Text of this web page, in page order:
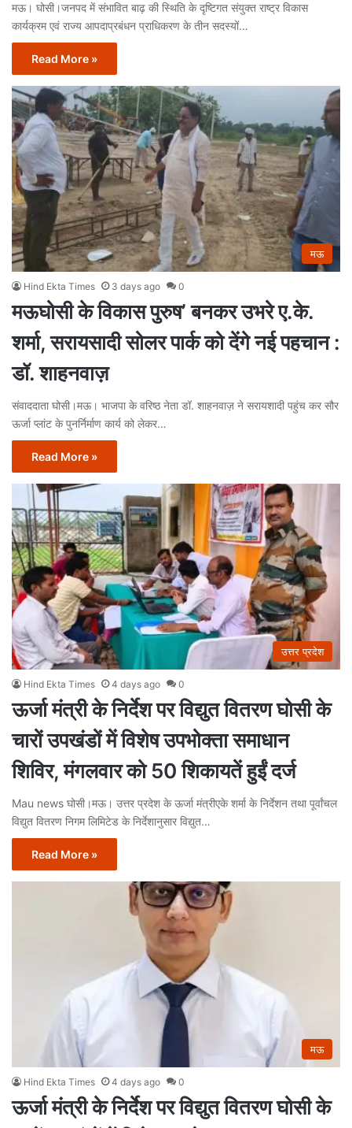
मऊ। घोसी।जनपद में संभावित बाढ़ की स्थिति के दृष्टिगत संयुक्त राष्ट्र विकास
कार्यक्रम एवं राज्य आपदाप्रबंधन प्राधिकरण के तीन सदस्यों…
Read More »
मऊ
Hind Ekta Times 3 days ago 0
मऊघोसी के विकास पुरुष’ बनकर उभरे ए.के.
शर्मा, सरायसादी सोलर पार्क को देंगे नई पहचान :
डॉ. शाहनवाज़
संवाददाता घोसी।मऊ। भाजपा के वरिष्ठ नेता डॉ. शाहनवाज़ ने सरायशादी पहुंच कर सौर
ऊर्जा प्लांट के पुनर्निर्माण कार्य को लेकर…
Read More »
उत्तर प्रदेश
Hind Ekta Times 4 days ago 0
ऊर्जा मंत्री के निर्देश पर विद्युत वितरण घोसी के
चारों उपखंडों में विशेष उपभोक्ता समाधान
शिविर, मंगलवार को 50 शिकायतें हुईं दर्ज
Mau news घोसी।मऊ। उत्तर प्रदेश के ऊर्जा मंत्रीएके शर्मा के निर्देशन तथा पूर्वांचल
विद्युत वितरण निगम लिमिटेड के निर्देशानुसार विद्युत…
Read More »
मऊ
Hind Ekta Times 4 days ago 0
ऊर्जा मंत्री के निर्देश पर विद्युत वितरण घोसी के